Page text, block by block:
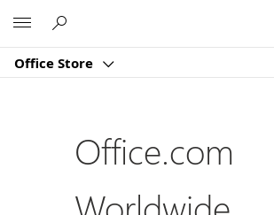
Office Store
Office.com